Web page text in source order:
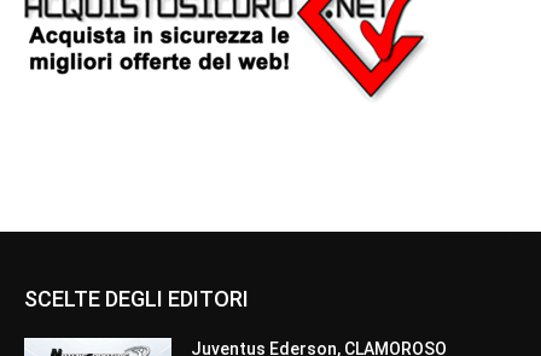
SCELTE DEGLI EDITORI
Juventus Ederson, CLAMOROSO